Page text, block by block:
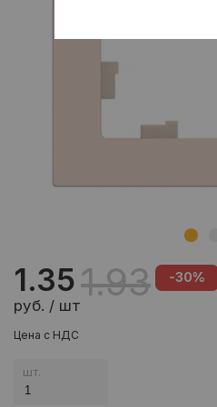
1.35
руб. / шт
1.93 -30%
Цена с НДС
шт.